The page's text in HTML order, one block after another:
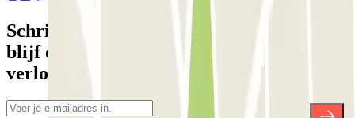
Schrijf je in voor onze nieuwsbrief en
blijf op de hoogte van kortingen,
verlotingen en vele andere verrassingen.